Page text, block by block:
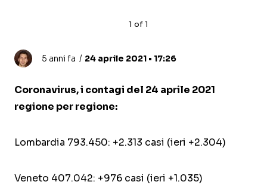
1 of1
5 anni fa 24 aprile 2021 • 17:26
Coronavirus, i contagi del 24 aprile 2021
regione per regione:
Lombardia 793.450: +2.313 casi (ieri +2.304)
Veneto 407.042: +976 casi (ieri +1.035)